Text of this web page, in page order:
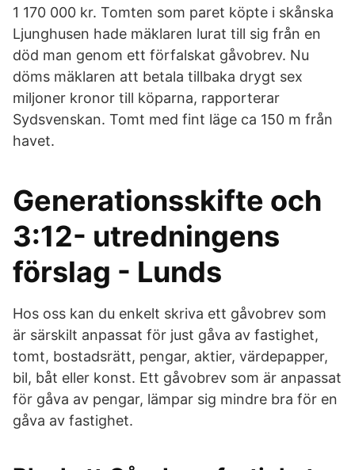
1 170 000 kr. Tomten som paret köpte i skånska
Ljunghusen hade mäklaren lurat till sig från en
död man genom ett förfalskat gåvobrev. Nu
döms mäklaren att betala tillbaka drygt sex
miljoner kronor till köparna, rapporterar
Sydsvenskan. Tomt med fint läge ca 150 m från
havet.
Generationsskifte och
3:12- utredningens
förslag - Lunds
Hos oss kan du enkelt skriva ett gåvobrev som
är särskilt anpassat för just gåva av fastighet,
tomt, bostadsrätt, pengar, aktier, värdepapper,
bil, båt eller konst. Ett gåvobrev som är anpassat
för gåva av pengar, lämpar sig mindre bra för en
gåva av fastighet.